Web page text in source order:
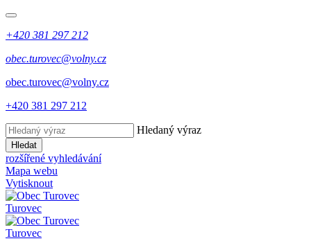
+420 381 297 212
obec.turovec@volny.cz
obec.turovec@volny.cz
+420 381 297 212
Hledaný výraz
Hledat
rozšířené vyhledávání
Mapa webu
Vytisknout
Turovec
Turovec